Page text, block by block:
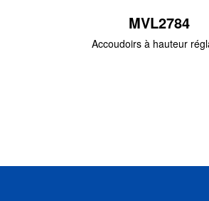
MVL2784
Accoudoirs à hauteur